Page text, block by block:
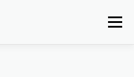
Menu